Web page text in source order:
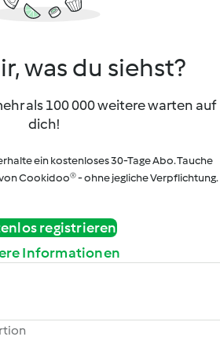
was du siehst?
als 100 000 weitere warten auf
dich!
ein kostenloses 30-Tage Abo. Tauche
Cookidoo® - ohne jegliche Verpflichtung.
registrieren
Informationen